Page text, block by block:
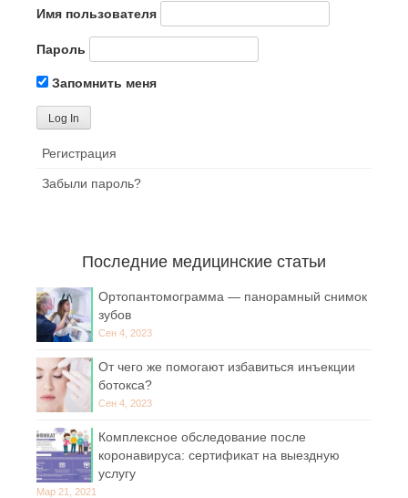
Имя пользователя
Пароль
Запомнить меня
Регистрация
Забыли пароль?
Последние медицинские статьи
Ортопантомограмма — панорамный снимок
зубов
Сен 4, 2023
От чего же помогают избавиться инъекции
ботокса?
Сен 4, 2023
Комплексное обследование после
коронавируса: сертификат на выездную
услугу
Мар 21, 2021